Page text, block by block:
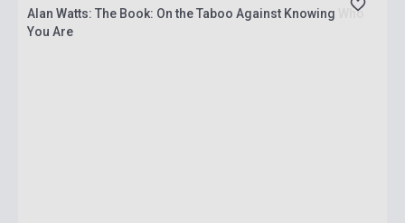
Alan Watts: The Book: On the Taboo Against Knowing Who
You Are